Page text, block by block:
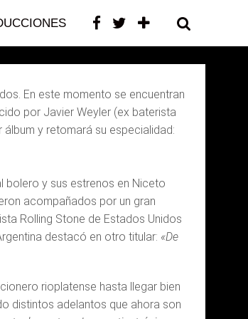
CONTACTO
En este momento se encuentran
por Javier Weyler (ex baterista
y retomará su especialidad:
bolero y sus estrenos en Niceto
acompañados por un gran
Rolling Stone de Estados Unidos
destacó en otro titular: «De
rioplatense hasta llegar bien
distintos adelantos que ahora son